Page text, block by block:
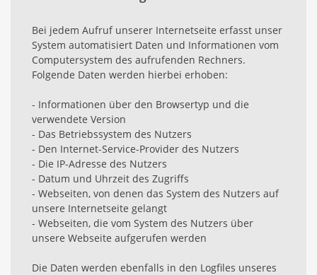
Bei jedem Aufruf unserer Internetseite erfasst unser
System automatisiert Daten und Informationen vom
Computersystem des aufrufenden Rechners.
Folgende Daten werden hierbei erhoben:
- Informationen über den Browsertyp und die
verwendete Version
- Das Betriebssystem des Nutzers
- Den Internet-Service-Provider des Nutzers
- Die IP-Adresse des Nutzers
- Datum und Uhrzeit des Zugriffs
- Webseiten, von denen das System des Nutzers auf
unsere Internetseite gelangt
- Webseiten, die vom System des Nutzers über
unsere Webseite aufgerufen werden
Die Daten werden ebenfalls in den Logfiles unseres